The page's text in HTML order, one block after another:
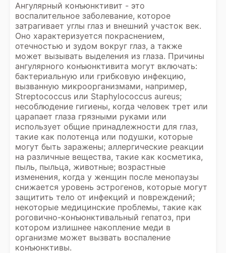
Ангулярный конъюнктивит - это
воспалительное заболевание, которое
затрагивает углы глаз и внешний участок век.
Оно характеризуется покраснением,
отечностью и зудом вокруг глаз, а также
может вызывать выделения из глаза. Причины
ангулярного конъюнктивита могут включать:
бактериальную или грибковую инфекцию,
вызванную микроорганизмами, например,
Streptococcus или Staphylococcus aureus;
несоблюдение гигиены, когда человек трет или
царапает глаза грязными руками или
использует общие принадлежности для глаз,
такие как полотенца или подушки, которые
могут быть заражены; аллергические реакции
на различные вещества, такие как косметика,
пыль, пыльца, животные; возрастные
изменения, когда у женщин после менопаузы
снижается уровень эстрогенов, которые могут
защитить тело от инфекций и повреждений;
некоторые медицинские проблемы, такие как
роговично-конъюнктивальный гепатоз, при
котором излишнее накопление меди в
организме может вызвать воспаление
конъюнктивы.